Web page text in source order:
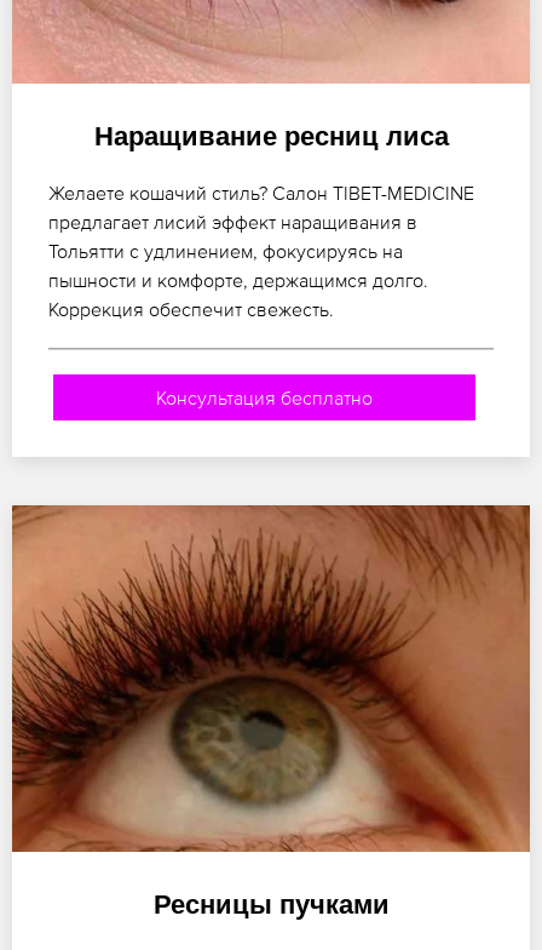
Наращивание ресниц лиса
Желаете кошачий стиль? Салон TIBET-MEDICINE
предлагает лисий эффект наращивания в
Тольятти с удлинением, фокусируясь на
пышности и комфорте, держащимся долго.
Коррекция обеспечит свежесть.
Консультация бесплатно
Ресницы пучками